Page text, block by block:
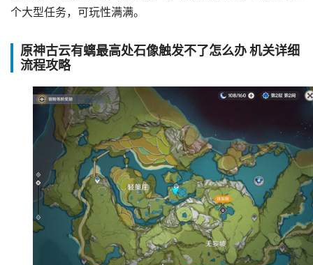
个大型任务，可玩性满满。
原神古云有螭最高处石像触发不了怎么办 机关详细
流程攻略